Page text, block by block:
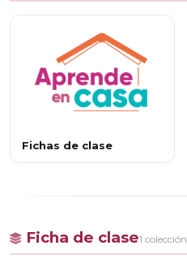
Fichas de clase
Ficha de clase1 colección